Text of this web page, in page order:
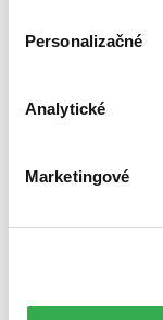
Personalizačné
Analytické
Marketingové